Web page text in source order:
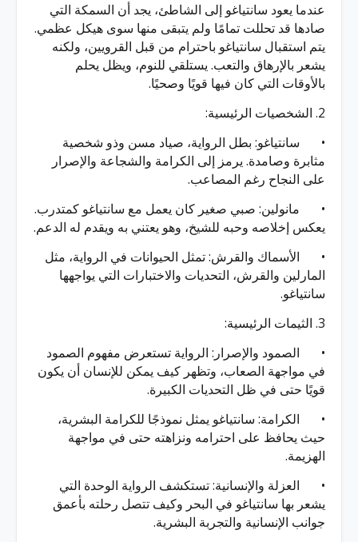
عندما يعود سانتياغو إلى الشاطئ، يجد أن السمكة التي
صادها قد تحللت تمامًا ولم يتبقى منها سوى هيكل عظمي.
يتم استقبال سانتياغو باحترام من قبل القرويين، ولكنه
يشعر بالإرهاق والتعب. يستلقي للنوم، ويظل يحلم
بالأوقات التي كان فيها قويًا وصحيًا.
2. الشخصيات الرئيسية:
•
سانتياغو: بطل الرواية، صياد مسن وذو شخصية
مثابرة وصامدة. يرمز إلى الكرامة والشجاعة والإصرار
على النجاح رغم المصاعب.
•
مانولين: صبي صغير كان يعمل مع سانتياغو كمتدرب.
يعكس إخلاصه وحبه للشيخ، وهو يعتني به ويقدم له الدعم.
•
الأسماك والقرش: تمثل الحيوانات في الرواية، مثل
المارلين والقرش، التحديات والاختبارات التي يواجهها
سانتياغو.
3. الثيمات الرئيسية:
•
الصمود والإصرار: الرواية تستعرض مفهوم الصمود
في مواجهة الصعاب، وتظهر كيف يمكن للإنسان أن يكون
قويًا حتى في ظل التحديات الكبيرة.
•
الكرامة: سانتياغو يمثل نموذجًا للكرامة البشرية،
حيث يحافظ على احترامه ونزاهته حتى في مواجهة
الهزيمة.
•
العزلة والإنسانية: تستكشف الرواية الوحدة التي
يشعر بها سانتياغو في البحر وكيف تتصل رحلته بأعمق
جوانب الإنسانية والتجربة البشرية.